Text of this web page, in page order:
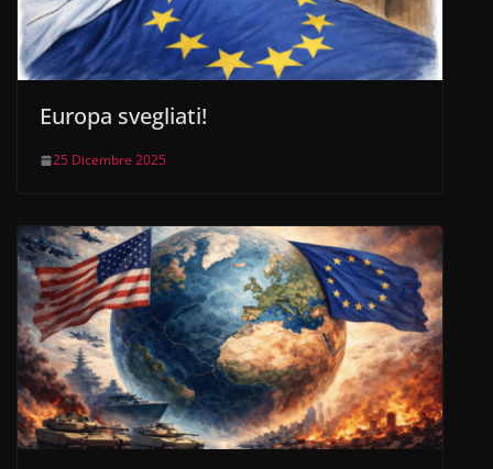
Europa svegliati!
25 Dicembre 2025